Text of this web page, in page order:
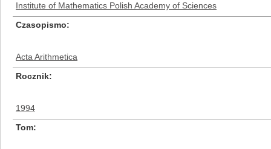
Institute of Mathematics Polish Academy of Sciences
Czasopismo
Acta Arithmetica
Rocznik
1994
Tom